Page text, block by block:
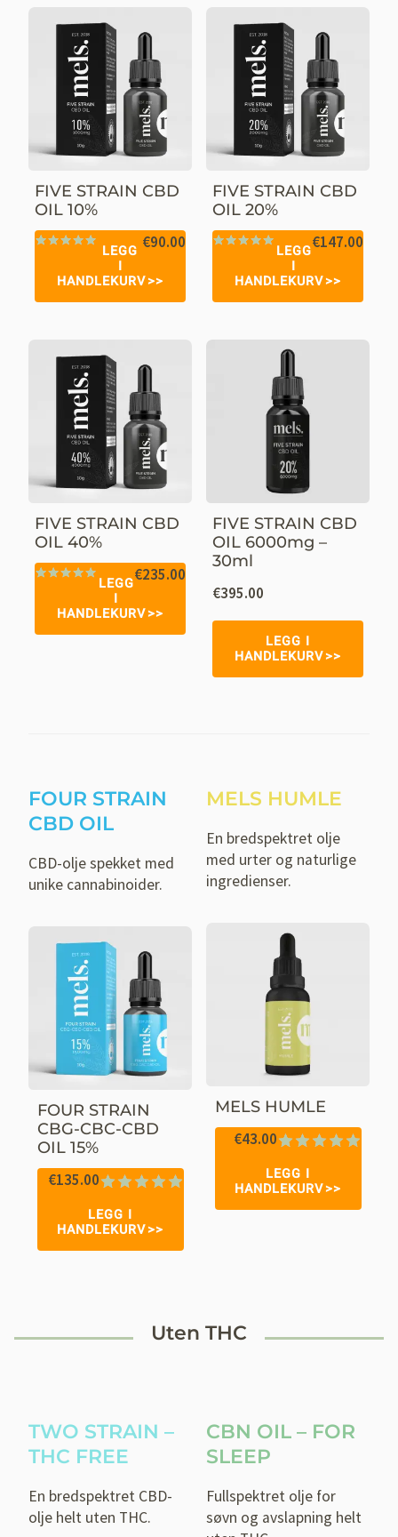
FIVE STRAIN CBD
OIL 10%
basert på
€90.00
LEGG
I
HANDLEKURV
FIVE STRAIN CBD
OIL 20%
basert på
€147.00
LEGG
I
HANDLEKURV
FIVE STRAIN CBD
OIL 40%
basert på
€235.00
LEGG
I
HANDLEKURV
FIVE STRAIN CBD
OIL 6000mg –
30ml
€395.00
LEGG I
HANDLEKURV
FOUR STRAIN
CBD OIL
CBD-olje spekket med
unike cannabinoider.
FOUR STRAIN
CBG-CBC-CBD
OIL 15%
Vurdert
4.96av 5
basert på
54
€135.00
LEGG I
HANDLEKURV
MELS HUMLE
En bredspektret olje
med urter og naturlige
ingredienser.
MELS HUMLE
Vurdert
4.98av 5
basert på
48
€43.00
LEGG I
HANDLEKURV
Uten THC
TWO STRAIN –
THC FREE
En bredspektret CBD-
olje helt uten THC.
CBN OIL – FOR
SLEEP
Fullspektret olje for
søvn og avslapning helt